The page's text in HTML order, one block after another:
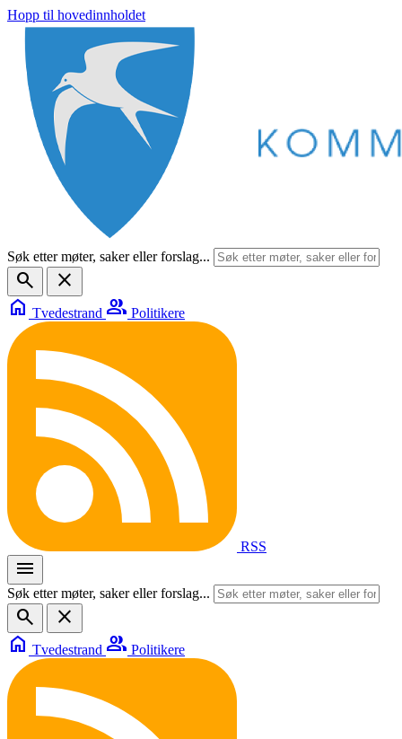
Hopp til hovedinnholdet
Søk etter møter, saker eller forslag...
search
close
home Tvedestrand group Politikere
RSS
menu
Søk etter møter, saker eller forslag...
search
close
home Tvedestrand group Politikere